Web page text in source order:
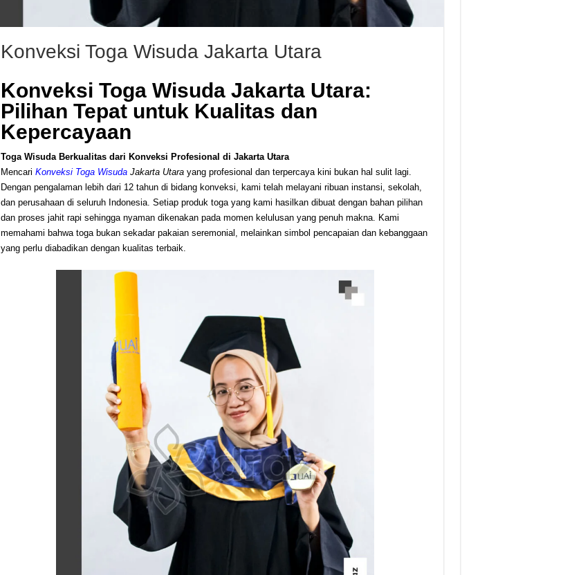
Konveksi Toga Wisuda Jakarta Utara
Konveksi Toga Wisuda Jakarta Utara:
Pilihan Tepat untuk Kualitas dan
Kepercayaan
Toga Wisuda Berkualitas dari Konveksi Profesional di Jakarta Utara
Mencari Konveksi Toga WisudaJakarta Utarayang profesional dan terpercaya kini bukan hal sulit lagi.
Dengan pengalaman lebih dari 12 tahun di bidang konveksi, kami telah melayani ribuan instansi, sekolah,
dan perusahaan di seluruh Indonesia. Setiap produk toga yang kami hasilkan dibuat dengan bahan pilihan
dan proses jahit rapi sehingga nyaman dikenakan pada momen kelulusan yang penuh makna. Kami
memahami bahwa toga bukan sekadar pakaian seremonial, melainkan simbol pencapaian dan kebanggaan
yang perlu diabadikan dengan kualitas terbaik.